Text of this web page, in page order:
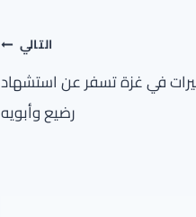
التالي
في غزة تسفر عن استشهاد
رضيع وأبويه